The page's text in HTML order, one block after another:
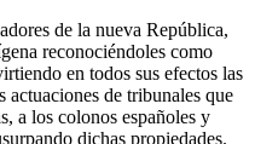
de la nueva República,
reconociéndoles como
en todos sus efectos las
actuaciones de tribunales que
a los colonos españoles y
dichas propiedades.